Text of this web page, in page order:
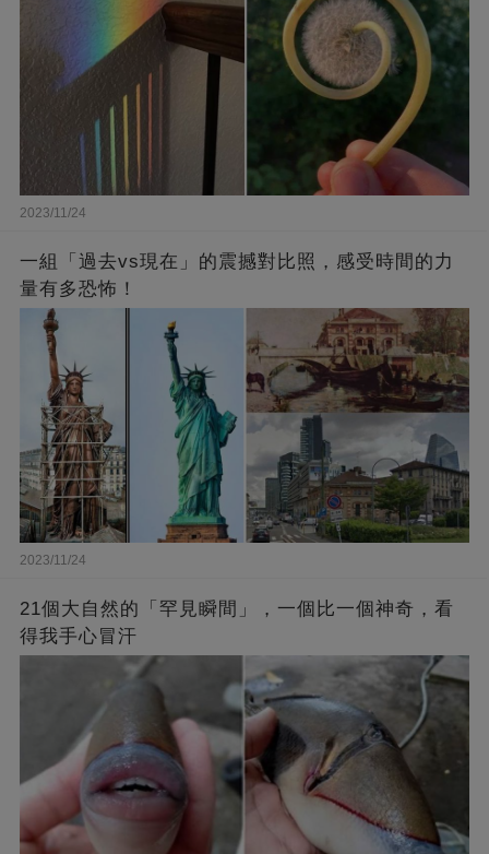
2023/11/24
一組「過去vs現在」的震撼對比照，感受時間的力
量有多恐怖！
2023/11/24
21個大自然的「罕見瞬間」，一個比一個神奇，看
得我手心冒汗